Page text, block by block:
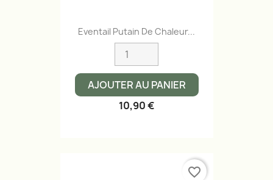
Eventail Putain De Chaleur...
AJOUTER AU PANIER
10,90 €
favorite_border